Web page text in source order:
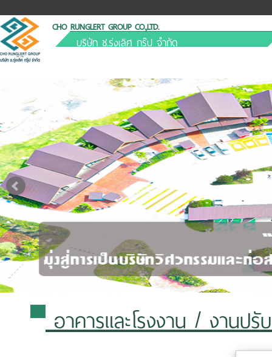
CHO RUNGLERT GROUP CO.,LTD.
บริษัท ช.รุ่งเลิศ กรุ๊ป จำกัด
อาคารและโรงงาน/ งานปรับ